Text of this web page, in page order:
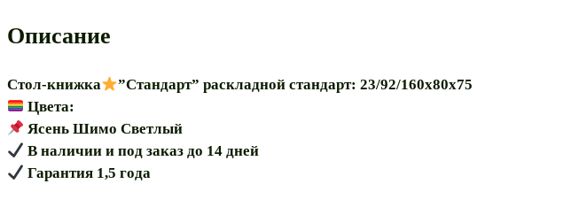
Описание
Стол-книжка
”Стандарт” раскладной стандарт: 23/92/160х80х75
Цвета:
Ясень Шимо Светлый
В наличии и под заказ до 14 дней
Гарантия 1,5 года